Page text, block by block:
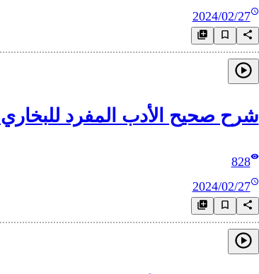
2024/02/27
شرح صحيح الأدب المفرد للبخاري_3
828
2024/02/27